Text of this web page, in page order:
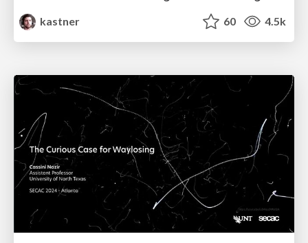
kastner
60 4.5k